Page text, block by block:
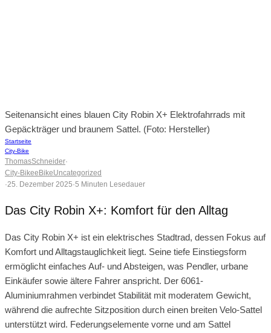
Seitenansicht eines blauen City Robin X+ Elektrofahrrads mit
Gepäckträger und braunem Sattel. (Foto: Hersteller)
Startseite
City-Bike
ThomasSchneider·
City-BikeeBikeUncategorized
·25. Dezember 2025·5 Minuten Lesedauer
Das City Robin X+: Komfort für den Alltag
Das City Robin X+ ist ein elektrisches Stadtrad, dessen Fokus auf
Komfort und Alltagstauglichkeit liegt. Seine tiefe Einstiegsform
ermöglicht einfaches Auf- und Absteigen, was Pendler, urbane
Einkäufer sowie ältere Fahrer anspricht. Der 6061-
Aluminiumrahmen verbindet Stabilität mit moderatem Gewicht,
während die aufrechte Sitzposition durch einen breiten Velo-Sattel
unterstützt wird. Federungselemente vorne und am Sattel